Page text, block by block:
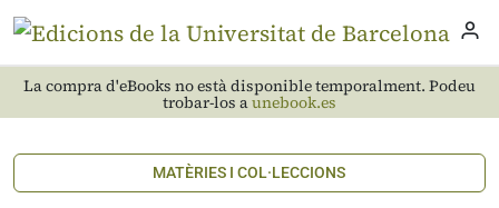
La compra d'eBooks no està disponible temporalment. Podeu
trobar-los aunebook.es
MATÈRIES I COL·LECCIONS